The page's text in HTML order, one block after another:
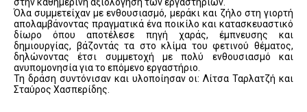
Όλα συμμετείχαν με ενθουσιασμό, μεράκι και ζήλο στη γιορτή
απολαμβάνοντας πραγματικά ένα ποικίλο και κατασκευαστικό
δίωρο όπου αποτέλεσε πηγή χαράς, έμπνευσης και
δημιουργίας, βάζοντάς τα στο κλίμα του φετινού θέματος,
δηλώνοντας έτσι συμμετοχή με πολύ ενθουσιασμό και
ανυπομονησία για το επόμενο εργαστήριο.
Τη δράση συντόνισαν και υλοποίησαν οι: Λίτσα Ταρλατζή και
Σταύρος Χασπερίδης.